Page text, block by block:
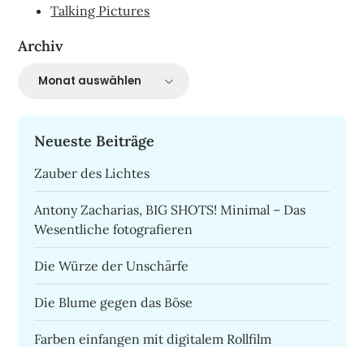
Talking Pictures
Archiv
Archiv
Neueste Beiträge
Zauber des Lichtes
Antony Zacharias, BIG SHOTS! Minimal – Das
Wesentliche fotografieren
Die Würze der Unschärfe
Die Blume gegen das Böse
Farben einfangen mit digitalem Rollfilm